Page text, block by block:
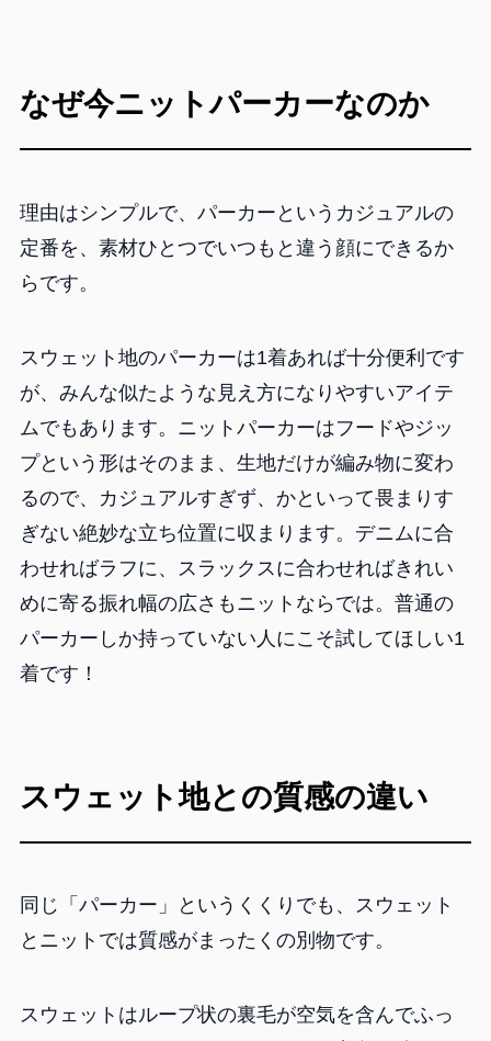
なぜ今ニットパーカーなのか
理由はシンプルで、パーカーというカジュアルの
定番を、素材ひとつでいつもと違う顔にできるか
らです。
スウェット地のパーカーは1着あれば十分便利です
が、みんな似たような見え方になりやすいアイテ
ムでもあります。ニットパーカーはフードやジッ
プという形はそのまま、生地だけが編み物に変わ
るので、カジュアルすぎず、かといって畏まりす
ぎない絶妙な立ち位置に収まります。デニムに合
わせればラフに、スラックスに合わせればきれい
めに寄る振れ幅の広さもニットならでは。普通の
パーカーしか持っていない人にこそ試してほしい1
着です！
スウェット地との質感の違い
同じ「パーカー」というくくりでも、スウェット
とニットでは質感がまったくの別物です。
スウェットはループ状の裏毛が空気を含んでふっ